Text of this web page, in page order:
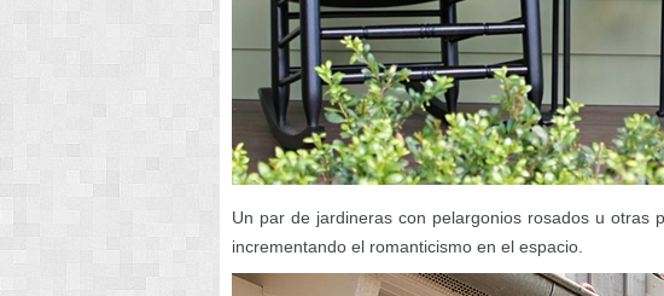
Un par de jardineras con pelargonios rosados u otras
incrementando el romanticismo en el espacio.